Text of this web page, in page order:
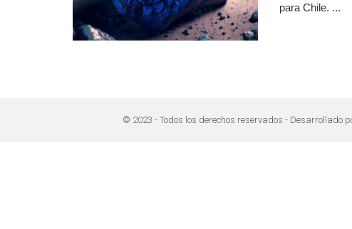
para Chile. ...
© 2023 - Todos los derechos reservados - Desarrollado